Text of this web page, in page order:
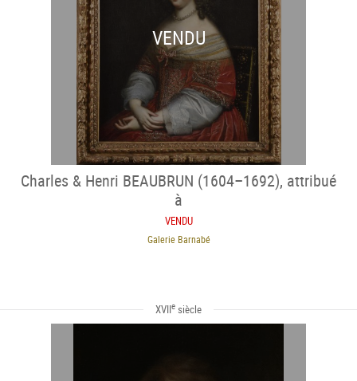
VENDU
Charles & Henri BEAUBRUN (1604–1692), attribué
à
VENDU
Galerie Barnabé
XVIIe siècle